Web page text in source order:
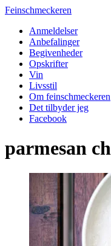
Feinschmeckeren
Anmeldelser
Anbefalinger
Begivenheder
Opskrifter
Vin
Livsstil
Om feinschmeckeren
Det tilbyder jeg
Facebook
parmesan